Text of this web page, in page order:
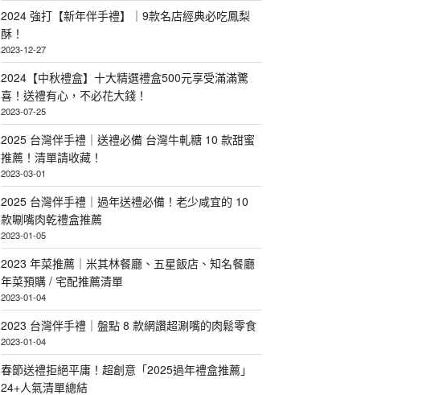
2024 強打【新年伴手禮】｜9款名店經典必吃鳳梨
酥！
2023-12-27
2024【中秋禮盒】十大精選禮盒500元享受滿滿驚
喜！送禮有心，不必花大錢！
2023-07-25
2025 台灣伴手禮｜送禮必備 台灣牛軋糖 10 款甜蜜
推薦！清單請收藏！
2023-03-01
2025 台灣伴手禮｜過年送禮必備！老少咸宜的 10
款唰嘴肉乾禮盒推薦
2023-01-05
2023 年菜推薦｜米其林餐廳、五星飯店、知名餐廳
年菜預購 / 宅配推薦清單
2023-01-04
2023 台灣伴手禮｜盤點 8 款網讚超涮嘴的肉鬆零食
2023-01-04
春節送禮拒絕平庸！超創意「2025過年禮盒推薦」
24+人氣清單總結